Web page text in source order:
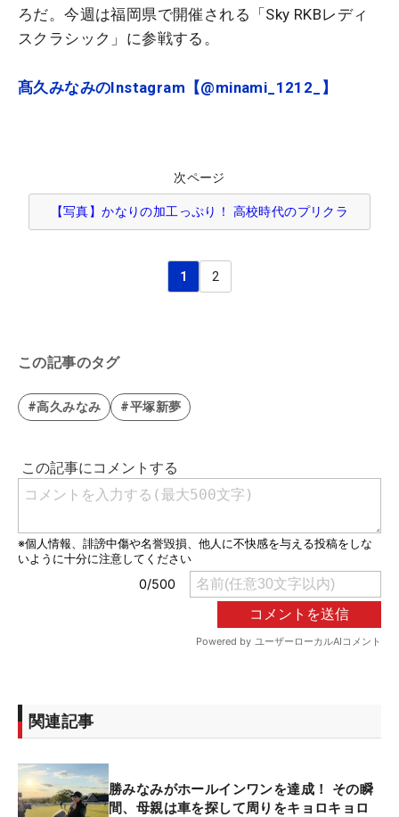
ろだ。今週は福岡県で開催される「Sky RKBレディ
スクラシック」に参戦する。
髙久みなみのInstagram【@minami_1212_】
次ページ
【写真】かなりの加工っぷり！ 高校時代のプリクラ
1 2
この記事のタグ
#高久みなみ #平塚新夢
関連記事
勝みなみがホールインワンを達成！ その瞬
間、母親は車を探して周りをキョロキョロ